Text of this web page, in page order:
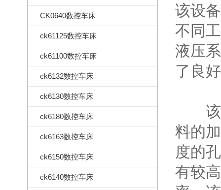
CK0640数控车床
ck61125数控车床
ck61100数控车床
ck6132数控车床
ck6130数控车床
ck6180数控车床
ck6163数控车床
ck6150数控车床
ck6140数控车床
该设
不同
液压
了良
该设
料的
度的
有较